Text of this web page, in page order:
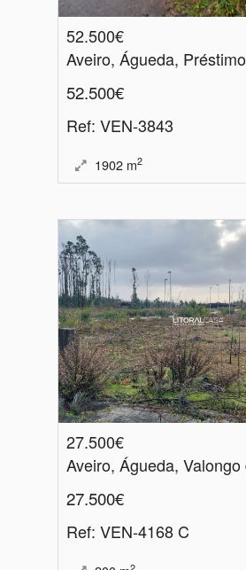
52.500€
52.500€
Ref: VEN-3843
1902 m2
27.500€
Aveiro, Águeda,
27.500€
Ref: VEN-4168 C